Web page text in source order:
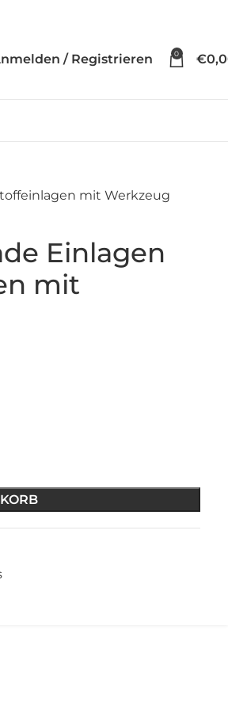
/ Registrieren 0 €
mit Werkzeug
Einlagen
mit